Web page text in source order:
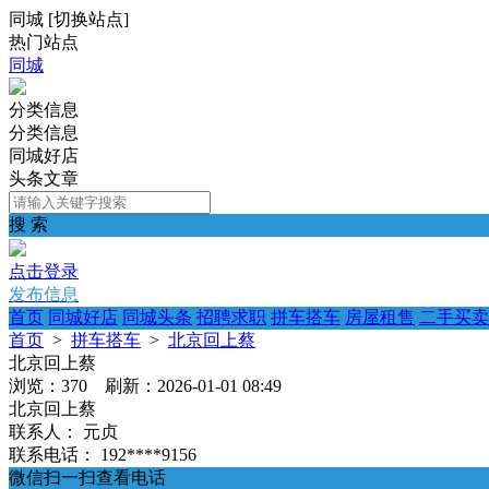
同城 [切换站点]
热门站点
同城
分类信息
分类信息
同城好店
头条文章
搜 索
点击登录
发布信息
首页 同城好店 同城头条 招聘求职 拼车搭车 房屋租售 二手买卖
首页 > 拼车搭车 > 北京回上蔡
北京回上蔡
浏览：370 刷新：2026-01-01 08:49
北京回上蔡
联系人：
元贞
联系电话：
192****9156
微信扫一扫查看电话